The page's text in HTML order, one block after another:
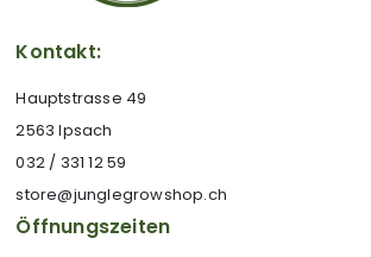
Kontakt:
Hauptstrasse 49
2563 Ipsach
032 / 331 12 59
store@junglegrowshop.ch
Öffnungszeiten